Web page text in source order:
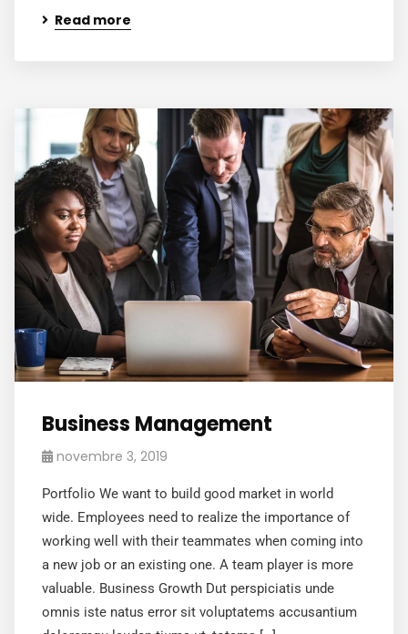
Read more
Business Management
novembre 3, 2019
Portfolio We want to build good market in world
wide. Employees need to realize the importance of
working well with their teammates when coming into
a new job or an existing one. A team player is more
valuable. Business Growth Dut perspiciatis unde
omnis iste natus error sit voluptatems accusantium